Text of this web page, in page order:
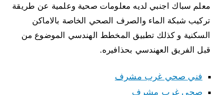
معلم سباك اجنبي لديه معلومات صحية وعلمية عن طريقة
تركيب شبكة الماء والصرف الصحي الخاصة بالاماكن
السكنية و كذلك تطبيق المخطط الهندسي الموضوع من
قبل الفريق العهندسي بحذافيره.
فني صحي غرب مشرف
صحي غرب مشرف